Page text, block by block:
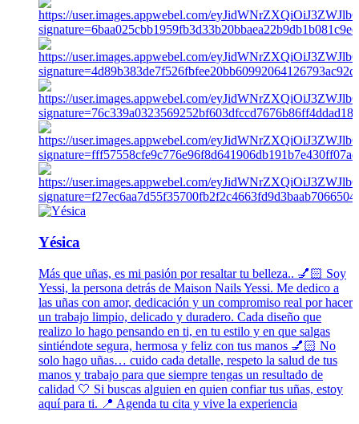
Yésica
Más que uñas, es mi pasión por resaltar tu belleza.. 💅🏻 Soy
Yessi, la persona detrás de Maison Nails Yessi. Me dedico a
las uñas con amor, dedicación y un compromiso real por hacer
un trabajo limpio, delicado y duradero. Cada diseño que
realizo lo hago pensando en ti, en tu estilo y en que salgas
sintiéndote segura, hermosa y feliz con tus manos 💅🏻 No
solo hago uñas… cuido cada detalle, respeto la salud de tus
manos y trabajo para que siempre tengas un resultado de
calidad 🤍 Si buscas alguien en quien confiar tus uñas, estoy
aquí para ti. 📍 Agenda tu cita y vive la experiencia